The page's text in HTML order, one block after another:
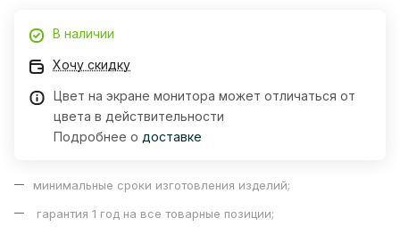
В наличии
Хочу скидку
Цвет на экране монитора может отличаться от
цвета в действительности
Подробнее о доставке
минимальные сроки изготовления изделий;
гарантия 1 год на все товарные позиции;